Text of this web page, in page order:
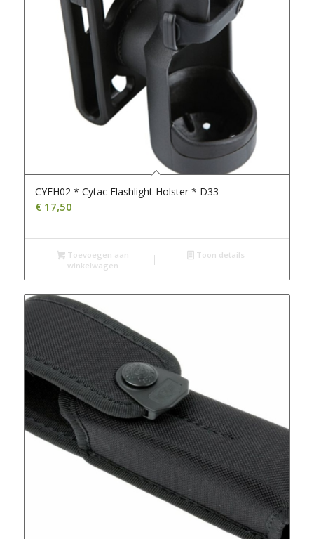
CYFH02 * Cytac Flashlight Holster * D33
€17,50
Toevoegen aan
winkelwagen
Toon details